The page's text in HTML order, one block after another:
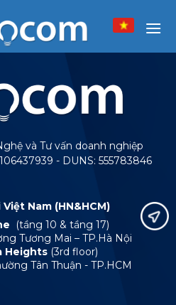
và Tư vấn doanh nghiệp
- DUNS: 555783846
Nam (HN&HCM)
(tầng 10 & tầng 17)
Tương Mai – TP.Hà Nội
Heights (3rd floor)
Tân Thuận - TP.HCM